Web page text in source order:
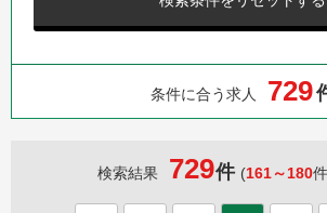
条件に合う求人 729
検索結果 729件 (161～180